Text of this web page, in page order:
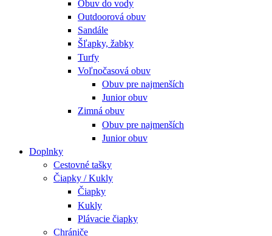
Obuv do vody
Outdoorová obuv
Sandále
Šľapky, žabky
Turfy
Voľnočasová obuv
Obuv pre najmenších
Junior obuv
Zimná obuv
Obuv pre najmenších
Junior obuv
Doplnky
Cestovné tašky
Čiapky / Kukly
Čiapky
Kukly
Plávacie čiapky
Chrániče